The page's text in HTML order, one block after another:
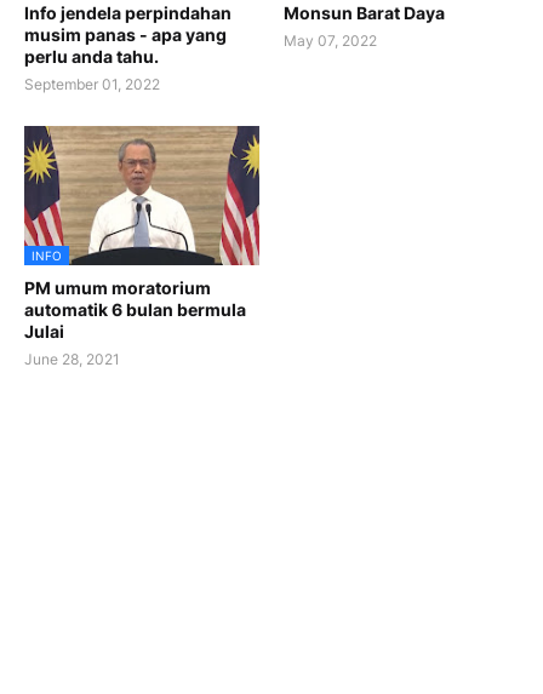
Info jendela perpindahan
musim panas - apa yang
perlu anda tahu.
September 01, 2022
Monsun Barat Daya
May 07, 2022
INFO
PM umum moratorium
automatik 6 bulan bermula
Julai
June 28, 2021